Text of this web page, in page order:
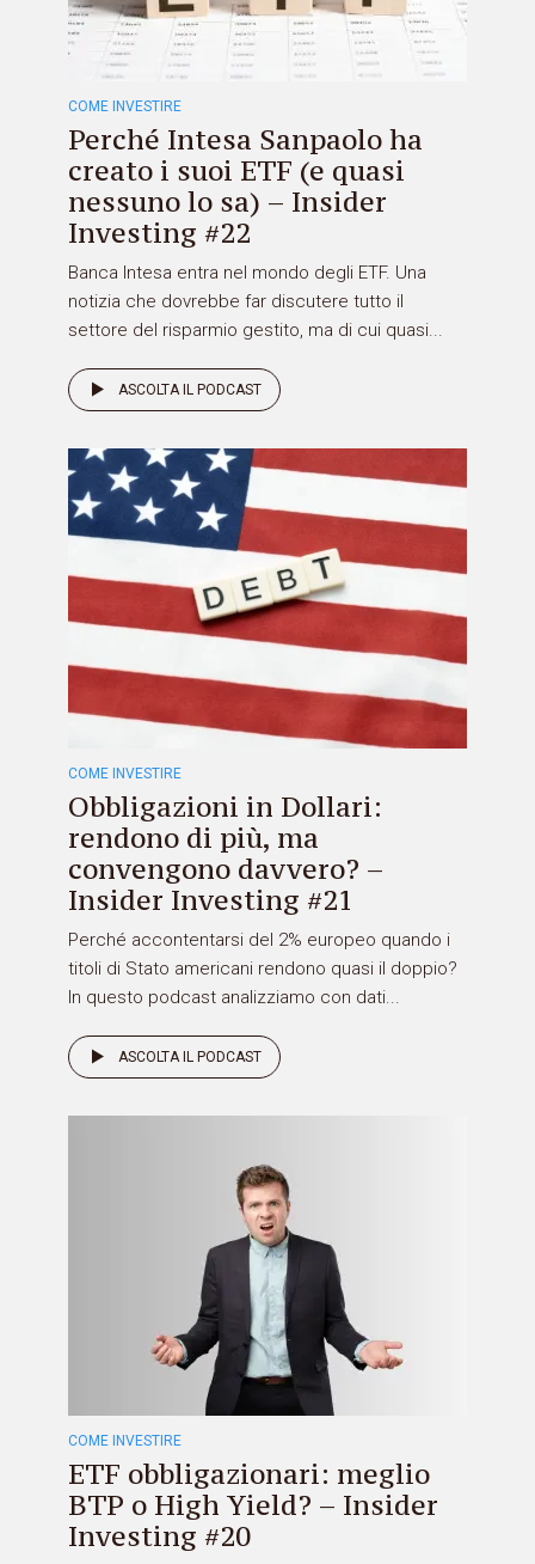
COME INVESTIRE
Perché Intesa Sanpaolo ha
creato i suoi ETF (e quasi
nessuno lo sa) – Insider
Investing #22
Banca Intesa entra nel mondo degli ETF. Una
notizia che dovrebbe far discutere tutto il
settore del risparmio gestito, ma di cui quasi...
ASCOLTA IL PODCAST
COME INVESTIRE
Obbligazioni in Dollari:
rendono di più, ma
convengono davvero? –
Insider Investing #21
Perché accontentarsi del 2% europeo quando i
titoli di Stato americani rendono quasi il doppio?
In questo podcast analizziamo con dati...
ASCOLTA IL PODCAST
COME INVESTIRE
ETF obbligazionari: meglio
BTP o High Yield? – Insider
Investing #20